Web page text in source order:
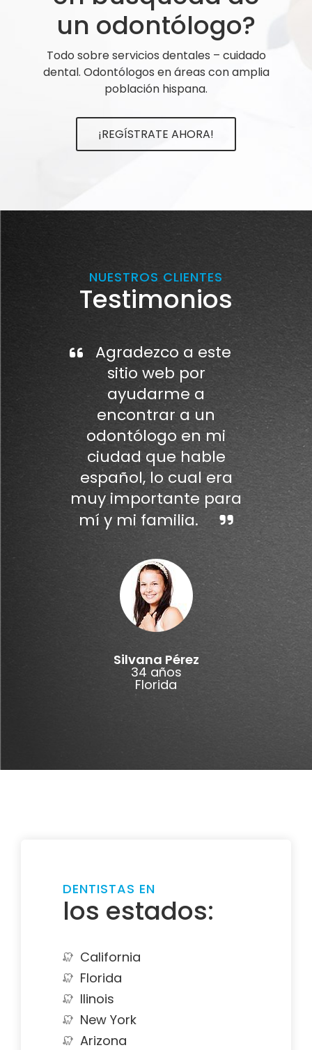
un odontólogo?
Todo sobre servicios dentales – cuidado
dental. Odontólogos en áreas con amplia
población hispana.
¡REGÍSTRATE AHORA!
NUESTROS CLIENTES
Testimonios
Agradezco a este
sitio web por
ayudarme a
encontrar a un
odontólogo en mi
ciudad que hable
español, lo cual era
muy importante para
mí y mi familia.
Silvana Pérez
34 años
Florida
DENTISTAS EN
los estados:
California
Florida
Ilinois
New York
Arizona